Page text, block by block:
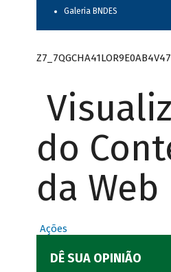
Galeria BNDES
do
da Web
Ações
DÊ SUA OPINIÃO